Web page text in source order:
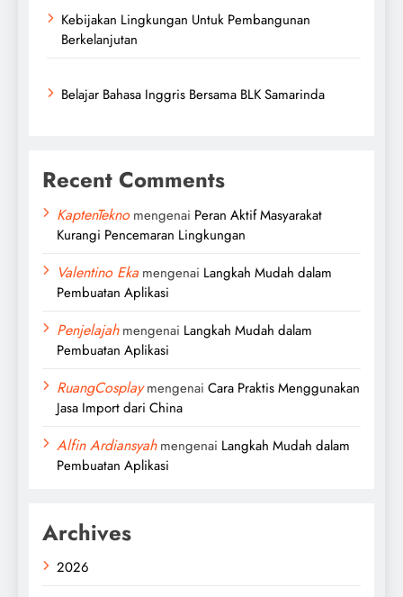
Kebijakan Lingkungan Untuk Pembangunan
Berkelanjutan
Belajar Bahasa Inggris Bersama BLK Samarinda
Recent Comments
KaptenTeknomengenai Peran Aktif Masyarakat
Kurangi Pencemaran Lingkungan
Valentino Eka mengenai Langkah Mudah dalam
Pembuatan Aplikasi
Penjelajahmengenai Langkah Mudah dalam
Pembuatan Aplikasi
RuangCosplaymengenai Cara Praktis Menggunakan
Jasa Import dari China
Alfin Ardiansyahmengenai Langkah Mudah dalam
Pembuatan Aplikasi
Archives
2026